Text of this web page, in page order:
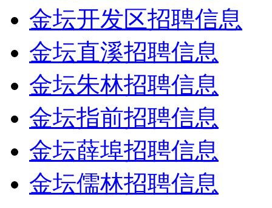
金坛开发区招聘信息
金坛直溪招聘信息
金坛朱林招聘信息
金坛指前招聘信息
金坛薛埠招聘信息
金坛儒林招聘信息